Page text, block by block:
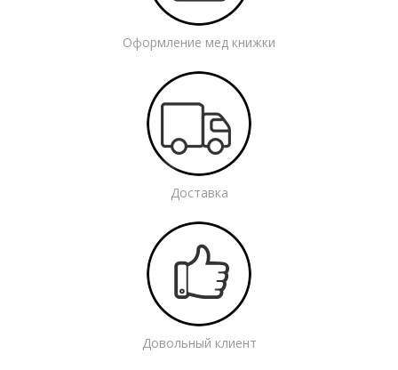
Оформление мед книжки
Доставка
Довольный клиент